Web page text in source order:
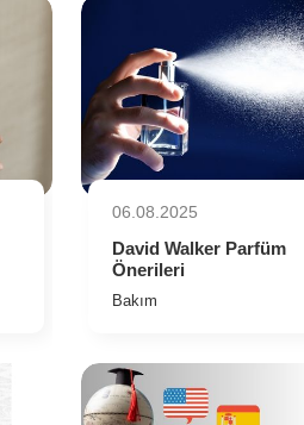
06.08.2025
David Walker Parfüm
Önerileri
Bakım